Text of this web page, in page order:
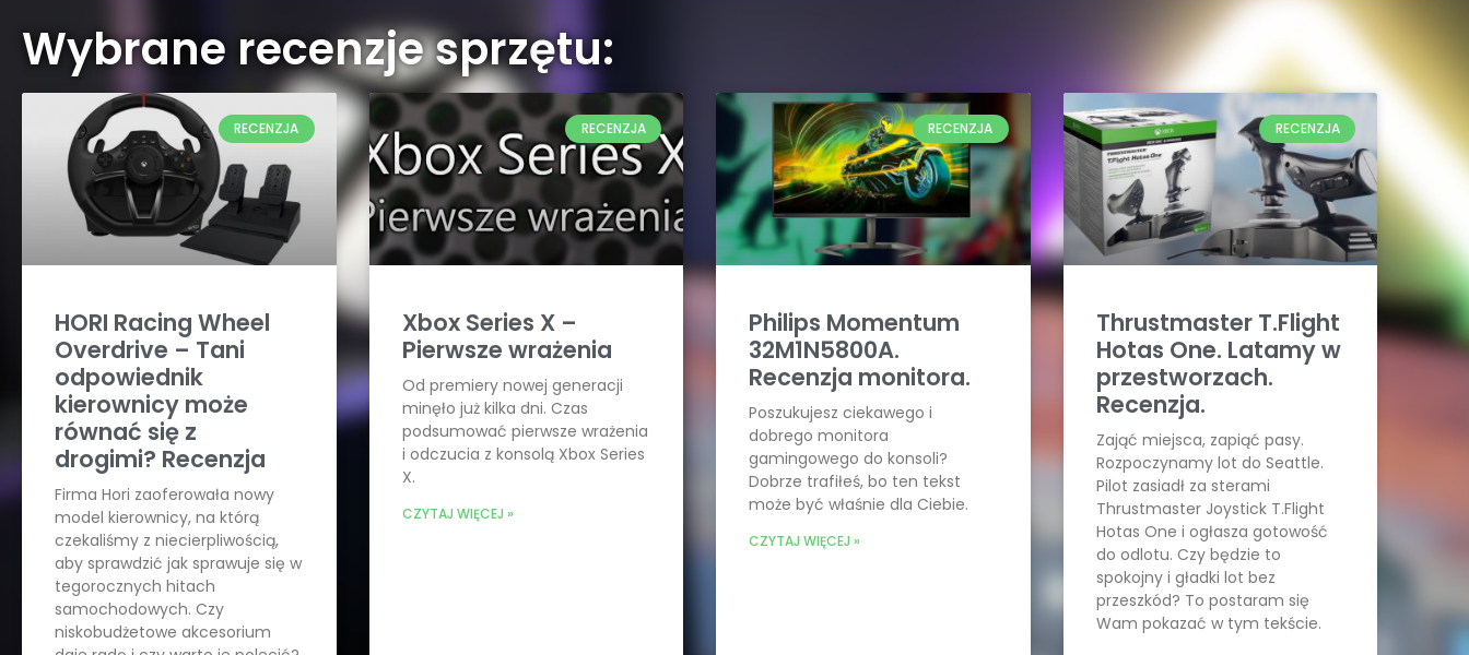
Wybrane recenzje sprzętu:
RECENZJA
HORI Racing Wheel
Overdrive – Tani
odpowiednik
kierownicy może
równać się z
drogimi? Recenzja
Firma Hori zaoferowała nowy
model kierownicy, na którą
czekaliśmy z niecierpliwością,
aby sprawdzić jak sprawuje się w
tegorocznych hitach
samochodowych. Czy
niskobudżetowe akcesorium
RECENZJA
Xbox Series X –
Pierwsze wrażenia
Od premiery nowej generacji
minęło już kilka dni. Czas
podsumować pierwsze wrażenia
i odczucia z konsolą Xbox Series
X.
CZYTAJ WIĘCEJ »
RECENZJA
Philips Momentum
32M1N5800A.
Recenzja monitora.
Poszukujesz ciekawego i
dobrego monitora
gamingowego do konsoli?
Dobrze trafiłeś, bo ten tekst
może być właśnie dla Ciebie.
CZYTAJ WIĘCEJ »
RECENZJA
Thrustmaster T.Flight
Hotas One. Latamy w
przestworzach.
Recenzja.
Zająć miejsca, zapiąć pasy.
Rozpoczynamy lot do Seattle.
Pilot zasiadł za sterami
Thrustmaster Joystick T.Flight
Hotas One i ogłasza gotowość
do odlotu. Czy będzie to
spokojny i gładki lot bez
przeszkód? To postaram się
Wam pokazać w tym tekście.